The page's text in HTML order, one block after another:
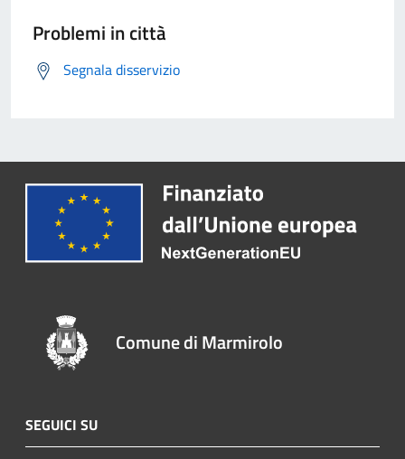
Problemi in città
Segnala disservizio
Comune di Marmirolo
SEGUICI SU